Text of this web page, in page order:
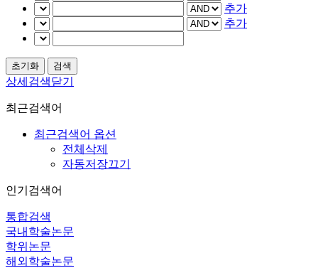
추가
추가
상세검색닫기
최근검색어
최근검색어 옵션
전체삭제
자동저장끄기
인기검색어
통합검색
국내학술논문
학위논문
해외학술논문